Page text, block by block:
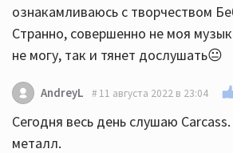
ознакамливаюсь с творчеством
Странно, совершенно не моя
не могу, так и тянет дослушать😐
AndreyL 11 августа 2022 в 23:04
Сегодня весь день слушаю
металл.